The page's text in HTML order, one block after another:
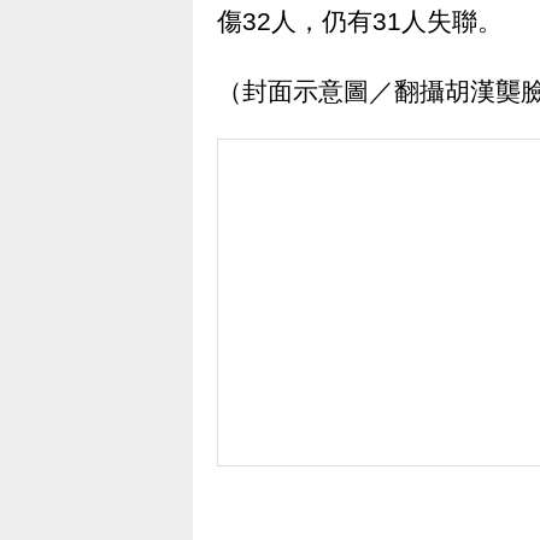
傷32人，仍有31人失聯。
（封面示意圖／翻攝胡漢龑